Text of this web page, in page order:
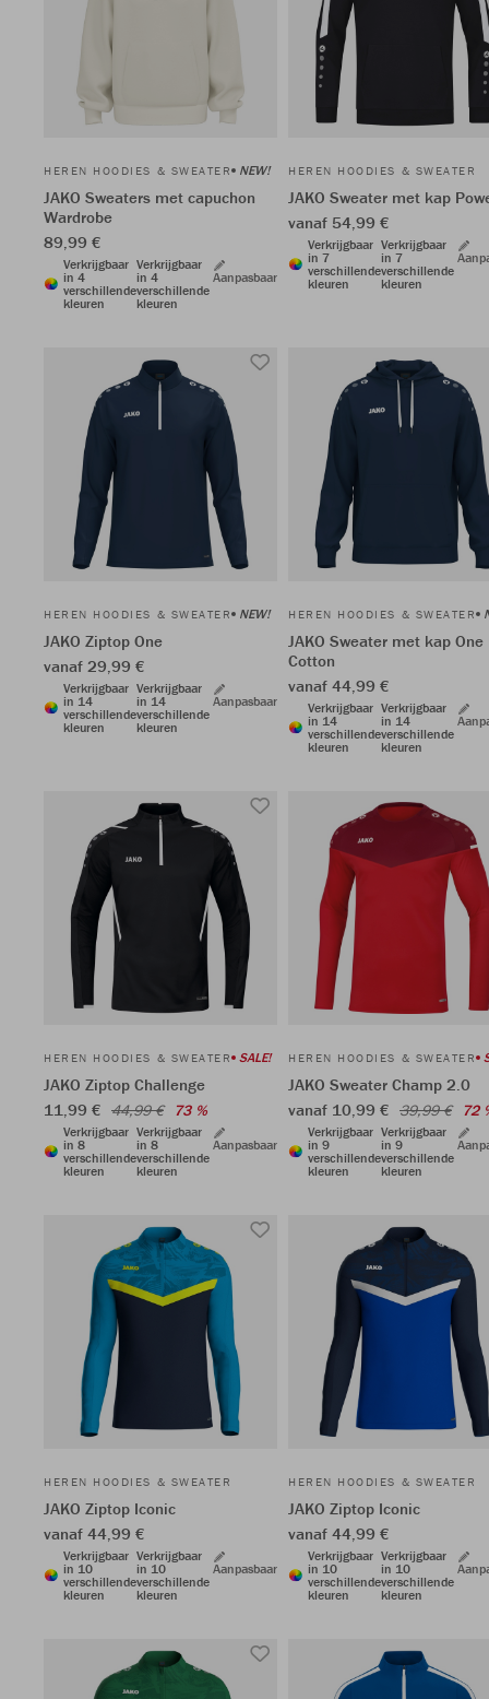
HEREN HOODIES & SWEATER NEW!
JAKO Sweaters met capuchon
Wardrobe
89,99 €
Verkrijgbaar
in 4
verschillende
kleuren
Verkrijgbaar
in 4
verschillende
kleuren
Aanpasbaar
HEREN HOODIES & SWEATER
JAKO Sweater met kap
vanaf 54,99 €
Verkrijgbaar
in 7
verschillende
kleuren
Verkrijgbaar
in 7
verschillende
kleuren
HEREN HOODIES & SWEATER NEW!
JAKO Ziptop One
vanaf 29,99 €
Verkrijgbaar
in 14
verschillende
kleuren
Verkrijgbaar
in 14
verschillende
kleuren
Aanpasbaar
HEREN HOODIES & SWEATER
JAKO Sweater met kap One
Cotton
vanaf 44,99 €
Verkrijgbaar
in 14
verschillende
kleuren
Verkrijgbaar
in 14
verschillende
kleuren
HEREN HOODIES & SWEATER SALE!
JAKO Ziptop Challenge
11,99 € 44,99 € 73 %
Verkrijgbaar
in 8
verschillende
kleuren
Verkrijgbaar
in 8
verschillende
kleuren
Aanpasbaar
HEREN HOODIES & SWEATER
JAKO Sweater Champ 2.0
vanaf 10,99 € 39,99 € 72
Verkrijgbaar
in 9
verschillende
kleuren
Verkrijgbaar
in 9
verschillende
kleuren
HEREN HOODIES & SWEATER
JAKO Ziptop Iconic
vanaf 44,99 €
Verkrijgbaar
in 10
verschillende
kleuren
Verkrijgbaar
in 10
verschillende
kleuren
Aanpasbaar
HEREN HOODIES & SWEATER
JAKO Ziptop Iconic
vanaf 44,99 €
Verkrijgbaar
in 10
verschillende
kleuren
Verkrijgbaar
in 10
verschillende
kleuren